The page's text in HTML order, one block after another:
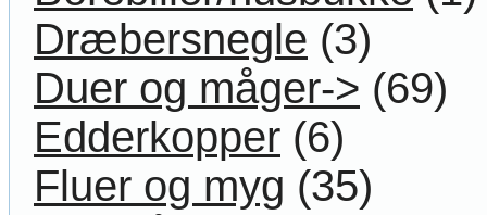
Dræbersnegle (3)
Duer og måger-> (69)
Edderkopper (6)
Fluer og myg (35)